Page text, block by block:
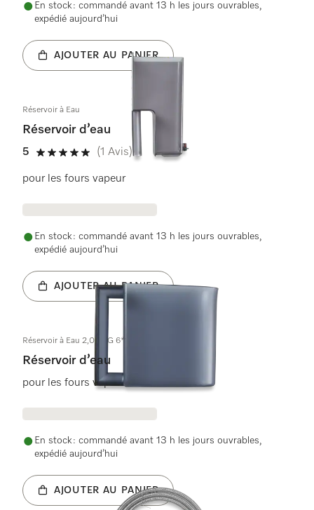
En stock : commandé avant 13 h les jours ouvrables,
expédié aujourd’hui
AJOUTER AU PANIER
Réservoir à Eau
Réservoir d’eau
5
5 étoiles sur 5
(1 Avis)
pour les fours vapeur
En stock : commandé avant 13 h les jours ouvrables,
expédié aujourd’hui
AJOUTER AU PANIER
Réservoir à Eau 2,0L DG 6*00
Réservoir d’eau
pour les fours vapeur
En stock : commandé avant 13 h les jours ouvrables,
expédié aujourd’hui
AJOUTER AU PANIER